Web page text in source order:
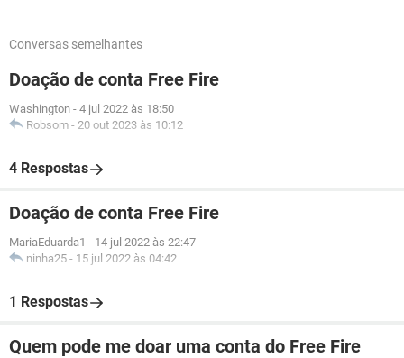
Conversas semelhantes
Doação de conta Free Fire
Washington - 4 jul 2022 às 18:50
Robsom - 20 out 2023 às 10:12
4 Respostas
Doação de conta Free Fire
MariaEduarda1 - 14 jul 2022 às 22:47
ninha25 - 15 jul 2022 às 04:42
1 Respostas
Quem pode me doar uma conta do Free Fire